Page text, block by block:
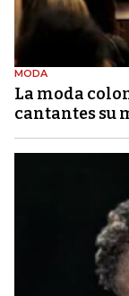
MODA
La moda
cantantes su